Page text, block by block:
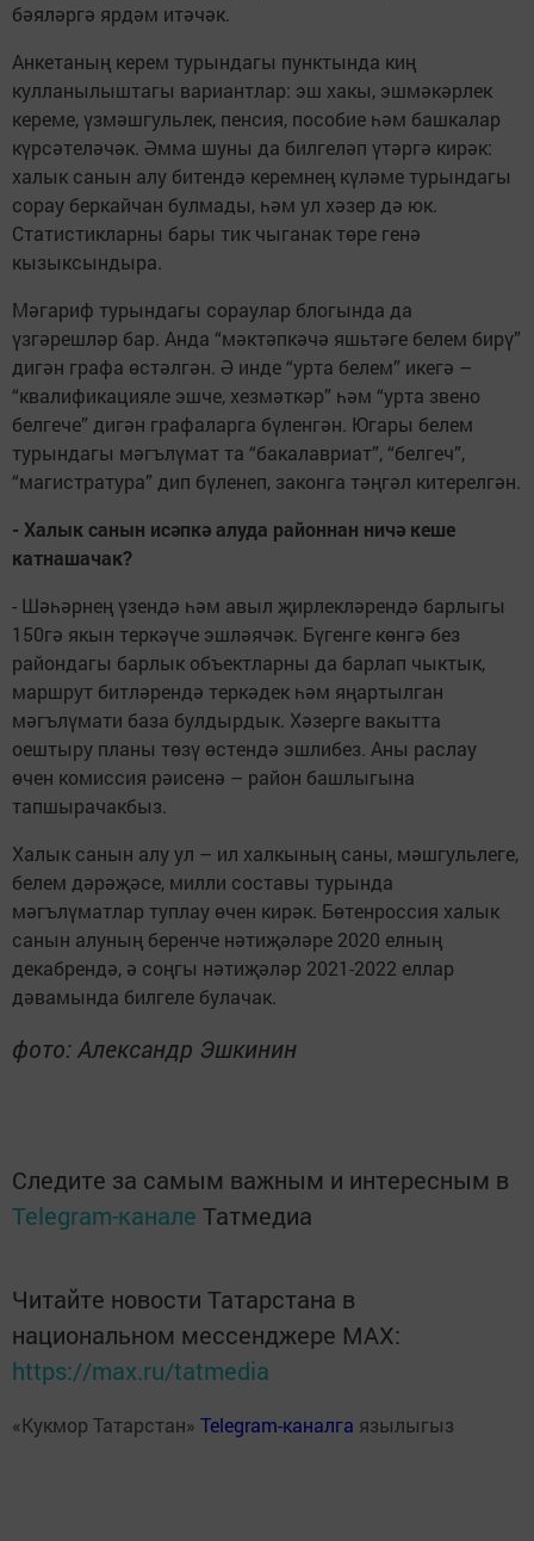
бәяләргә ярдәм итәчәк.
Анкетаның керем турындагы пунктында киң
кулланылыштагы вариантлар: эш хакы, эшмәкәрлек
кереме, үзмәшгульлек, пенсия, пособие һәм башкалар
күрсәтеләчәк. Әмма шуны да билгеләп үтәргә кирәк:
халык санын алу битендә керемнең күләме турындагы
сорау беркайчан булмады, һәм ул хәзер дә юк.
Статистикларны бары тик чыганак төре генә
кызыксындыра.
Мәгариф турындагы сораулар блогында да
үзгәрешләр бар. Анда “мәктәпкәчә яшьтәге белем бирү”
дигән графа өстәлгән. Ә инде “урта белем” икегә –
“квалификацияле эшче, хезмәткәр” һәм “урта звено
белгече” дигән графаларга бүленгән. Югары белем
турындагы мәгълүмат та “бакалавриат”, “белгеч”,
“магистратура” дип бүленеп, законга тәңгәл китерелгән.
- Халык санын исәпкә алуда районнан ничә кеше
катнашачак?
- Шәһәрнең үзендә һәм авыл җирлекләрендә барлыгы
150гә якын теркәүче эшләячәк. Бүгенге көнгә без
райондагы барлык объектларны да барлап чыктык,
маршрут битләрендә теркәдек һәм яңартылган
мәгълүмати база булдырдык. Хәзерге вакытта
оештыру планы төзү өстендә эшлибез. Аны раслау
өчен комиссия рәисенә – район башлыгына
тапшырачакбыз.
Халык санын алу ул – ил халкының саны, мәшгульлеге,
белем дәрәҗәсе, милли составы турында
мәгълүматлар туплау өчен кирәк. Бөтенроссия халык
санын алуның беренче нәтиҗәләре 2020 елның
декабрендә, ә соңгы нәтиҗәләр 2021-2022 еллар
дәвамында билгеле булачак.
фото: Александр Эшкинин
Следите за самым важным и интересным в
Telegram-канале Татмедиа
Читайте новости Татарстана в
национальном мессенджере MАХ:
https://max.ru/tatmedia
«Кукмор Татарстан» Telegram-каналга язылыгыз